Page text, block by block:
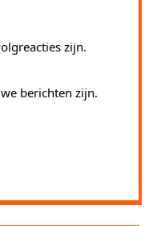
zijn.
berichten zijn.